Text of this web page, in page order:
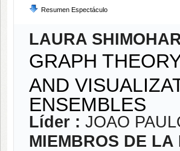
Resumen Espectáculo
LAURA
GRAPH
AND
ENSEMBLES
Líder : JOAO
MIEMBROS DE LA